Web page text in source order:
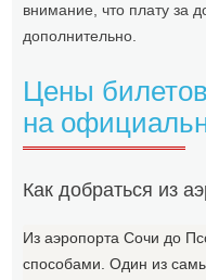
внимание, что плату за
дополнительно.
Цены
на
Как добраться из
Из аэропорта Сочи до
способами. Один из